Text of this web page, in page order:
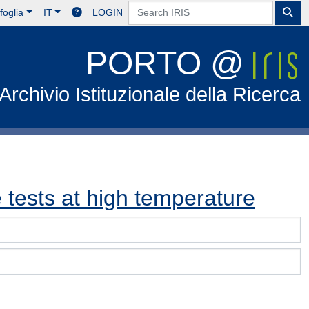
IT LOGIN
PORTO @
Istituzionale della Ricerca
at high temperature